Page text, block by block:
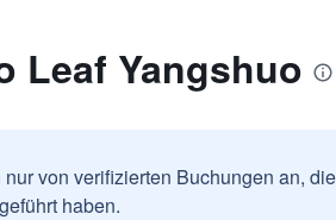
Leaf Yangshuo
von verifizierten Buchungen an,
haben.